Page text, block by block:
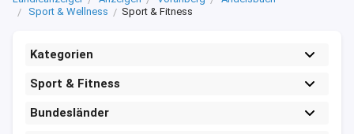
Sport & Wellness
Sport & Fitness
Kategorien
Sport & Fitness
Bundesländer